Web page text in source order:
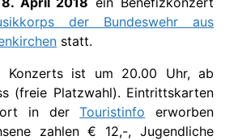
der Bundeswehr aus
statt.
Konzerts ist um 20.00 Uhr, ab
(freie Platzwahl). Eintrittskarten
in derTouristinfo erworben
zahlen € 12,-, Jugendliche